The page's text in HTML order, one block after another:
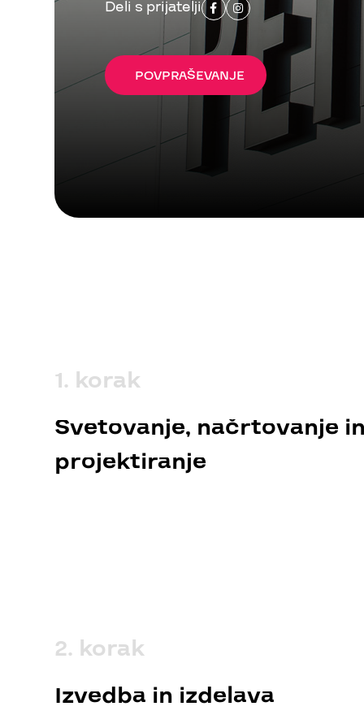
Zagrebška cesta 20,
Slovenija, EU
Deli s prijatelji
 
POVPRAŠEVANJE
1. korak
Svetovanje, načrtovanje in
projektiranje
2. korak
Izvedba in izdelava